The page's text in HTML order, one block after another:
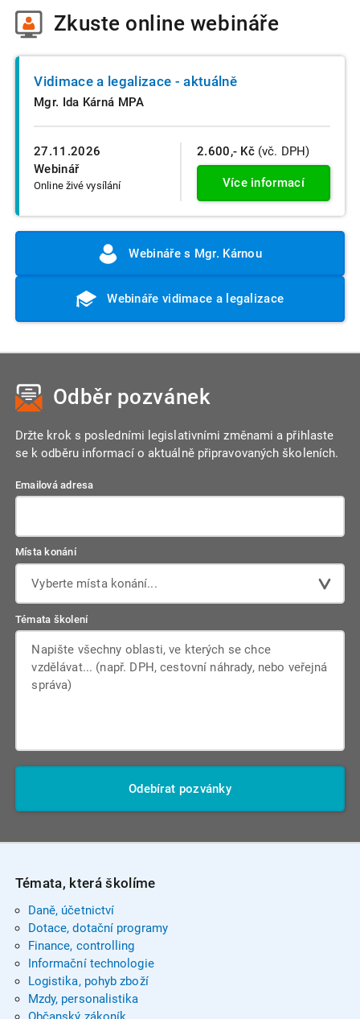
Zkuste online webináře
27.11.2026
Webinář
Online živé vysílání
Vidimace a legalizace - aktuálně
Mgr. Ida Kárná MPA
2.600,- Kč (vč. DPH)
Více informací
Webináře s Mgr. Kárnou
Webináře vidimace a legalizace
Odběr pozvánek
Držte krok s posledními legislativními změnami a přihlaste
se k odběru informací o aktuálně připravovaných školeních.
Emailová adresa
Místa konání
Vyberte místa konání...
Témata školení
Odebírat pozvánky
Témata, která školíme
Daně, účetnictví
Dotace, dotační programy
Finance, controlling
Informační technologie
Logistika, pohyb zboží
Mzdy, personalistika